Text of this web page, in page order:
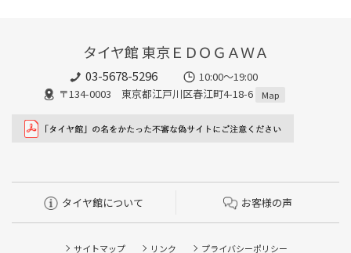
タイヤ館 東京ＥＤＯＧＡＷＡ
03-5678-5296
10:00～19:00
〒134-0003 東京都江戸川区春江町4-18-6
Map
タイヤ館について お客様の声
サイトマップ リンク
プライバシーポリシー